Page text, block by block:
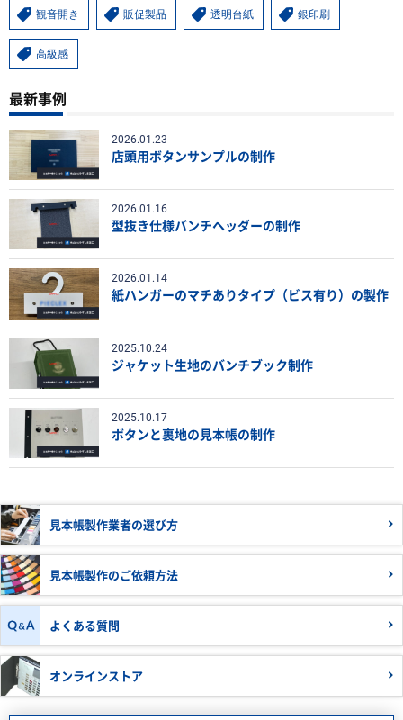
観音開き 販促製品 透明台紙 銀印刷
高級感
最新事例
2026.01.23
店頭用ボタンサンプルの制作
2026.01.16
型抜き仕様バンチヘッダーの制作
2026.01.14
紙ハンガーのマチありタイプ（ビス有り）の製作
2025.10.24
ジャケット生地のバンチブック制作
2025.10.17
ボタンと裏地の見本帳の制作
見本帳製作業者の選び方
見本帳製作のご依頼方法
よくある質問
オンラインストア